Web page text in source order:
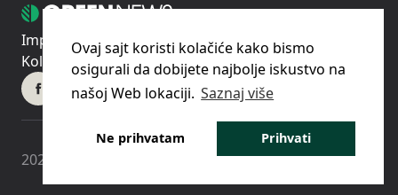
Impressum Uslovi korišćenjaPolitika privatnosti
Kolačići
Pravila o korišćenju kolačića (cookies)
2023 © - Green News d.o.o
Ovaj sajt koristi kolačiće kako bismo
osigurali da dobijete najbolje iskustvo na
našoj Web lokaciji. Saznaj više
Ne prihvatam Prihvati